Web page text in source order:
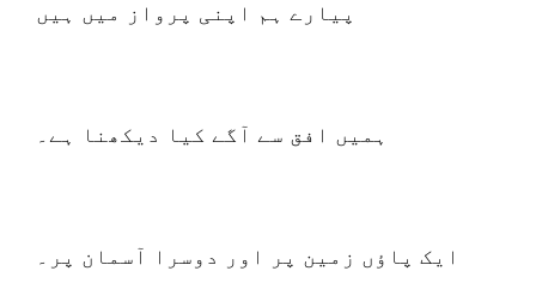
پیارے ہم اپنی پرواز میں ہیں
ہمیں افق سے آگے کیا دیکھنا ہے۔
ایک پاؤں زمین پر اور دوسرا آسمان پر۔